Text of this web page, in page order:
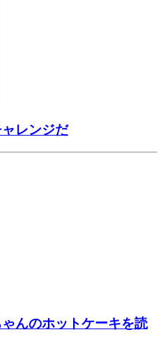
レンジだ
んのホットケーキを読